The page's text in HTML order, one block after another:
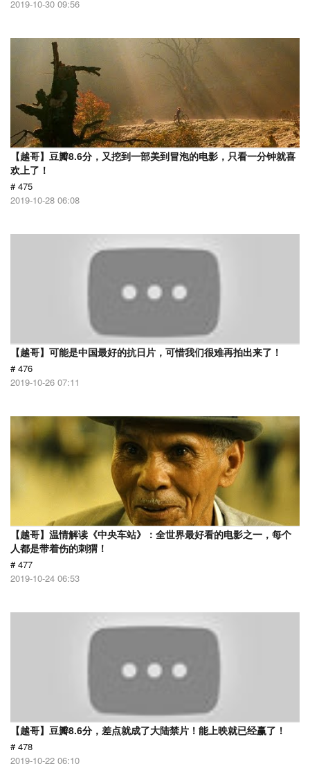
2019-10-30 09:56
【越哥】豆瓣8.6分，又挖到一部美到冒泡的电影，只看一分钟就喜
欢上了！
# 475
2019-10-28 06:08
【越哥】可能是中国最好的抗日片，可惜我们很难再拍出来了！
# 476
2019-10-26 07:11
【越哥】温情解读《中央车站》：全世界最好看的电影之一，每个
人都是带着伤的刺猬！
# 477
2019-10-24 06:53
【越哥】豆瓣8.6分，差点就成了大陆禁片！能上映就已经赢了！
# 478
2019-10-22 06:10